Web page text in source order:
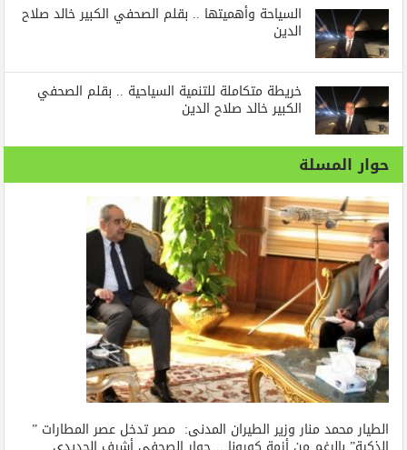
السياحة وأهميتها .. بقلم الصحفي الكبير خالد صلاح
الدين
خريطة متكاملة للتنمية السياحية .. بقلم الصحفي
الكبير خالد صلاح الدين
حوار المسلة
الطيار محمد منار وزير الطيران المدنى: مصر تدخل عصر المطارات ”